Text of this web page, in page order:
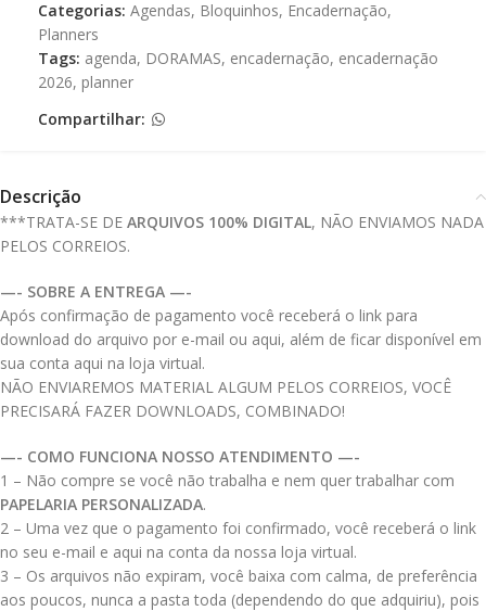
Categorias: Agendas, Bloquinhos, Encadernação,
Planners
Tags: agenda, DORAMAS, encadernação, encadernação
2026, planner
Compartilhar:
Descrição
***TRATA-SE DE ARQUIVOS 100% DIGITAL, NÃO ENVIAMOS NADA
PELOS CORREIOS.
—- SOBRE A ENTREGA —-
Após confirmação de pagamento você receberá o link para
download do arquivo por e-mail ou aqui, além de ficar disponível em
sua conta aqui na loja virtual.
NÃO ENVIAREMOS MATERIAL ALGUM PELOS CORREIOS, VOCÊ
PRECISARÁ FAZER DOWNLOADS, COMBINADO!
—- COMO FUNCIONA NOSSO ATENDIMENTO —-
1 – Não compre se você não trabalha e nem quer trabalhar com
PAPELARIA PERSONALIZADA.
2 – Uma vez que o pagamento foi confirmado, você receberá o link
no seu e-mail e aqui na conta da nossa loja virtual.
3 – Os arquivos não expiram, você baixa com calma, de preferência
aos poucos, nunca a pasta toda (dependendo do que adquiriu), pois